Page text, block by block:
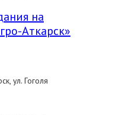
на
Аткарск»
ул. Гоголя